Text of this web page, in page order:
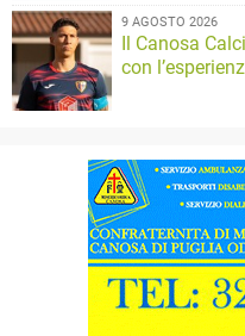
9 AGOSTO 2026
Il Canosa
con